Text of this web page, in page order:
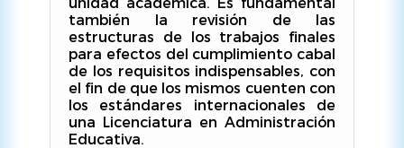
también la revisión de las
estructuras de los trabajos finales
para efectos del cumplimiento cabal
de los requisitos indispensables, con
el fin de que los mismos cuenten con
los estándares internacionales de
una Licenciatura en Administración
Educativa.